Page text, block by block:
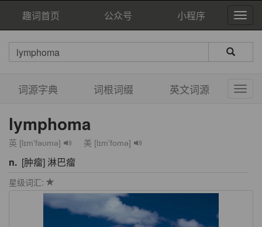
趣词首页 公众号 小程序
词源字典 词根词缀 英文词源
lymphoma
英 [lɪm'fəʊmə] 美 [lɪm'fomə]
n. [肿瘤] 淋巴瘤
星级词汇: